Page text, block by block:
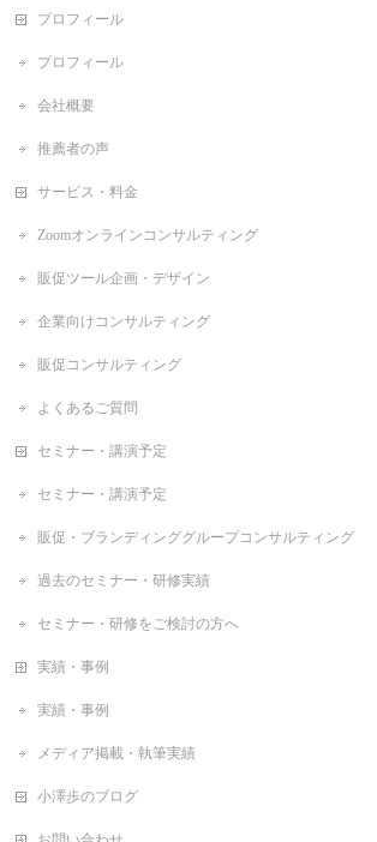
プロフィール
プロフィール
会社概要
推薦者の声
サービス・料金
Zoomオンラインコンサルティング
販促ツール企画・デザイン
企業向けコンサルティング
販促コンサルティング
よくあるご質問
セミナー・講演予定
セミナー・講演予定
販促・ブランディンググループコンサルティング
過去のセミナー・研修実績
セミナー・研修をご検討の方へ
実績・事例
実績・事例
メディア掲載・執筆実績
小澤歩のブログ